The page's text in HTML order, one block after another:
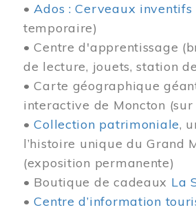
•Ados : Cerveaux inventifs
temporaire)
• Centre d'apprentissage
de lecture, jouets, station
• Carte géographique
interactive de Moncton
•Collection patrimoniale,
l’histoire unique du Grand
(exposition permanente)
• Boutique de cadeaux La
•Centre d’information